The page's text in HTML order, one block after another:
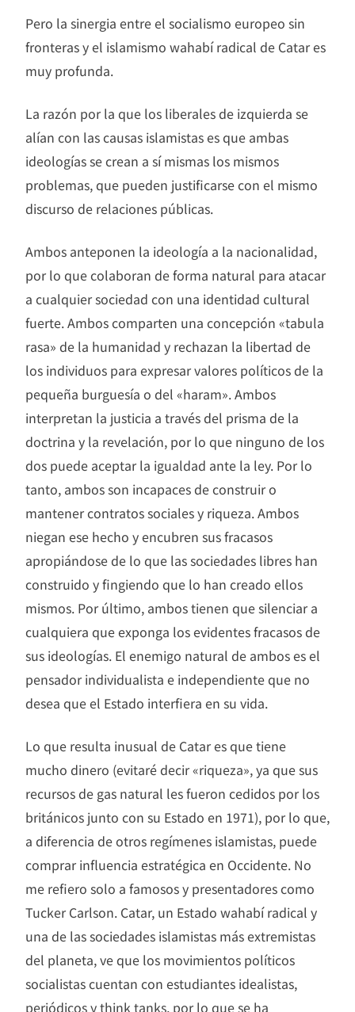
Pero la sinergia entre el socialismo europeo sin
fronteras y el islamismo wahabí radical de Catar es
muy profunda.
La razón por la que los liberales de izquierda se
alían con las causas islamistas es que ambas
ideologías se crean a sí mismas los mismos
problemas, que pueden justificarse con el mismo
discurso de relaciones públicas.
Ambos anteponen la ideología a la nacionalidad,
por lo que colaboran de forma natural para atacar
a cualquier sociedad con una identidad cultural
fuerte. Ambos comparten una concepción «tabula
rasa» de la humanidad y rechazan la libertad de
los individuos para expresar valores políticos de la
pequeña burguesía o del «haram». Ambos
interpretan la justicia a través del prisma de la
doctrina y la revelación, por lo que ninguno de los
dos puede aceptar la igualdad ante la ley. Por lo
tanto, ambos son incapaces de construir o
mantener contratos sociales y riqueza. Ambos
niegan ese hecho y encubren sus fracasos
apropiándose de lo que las sociedades libres han
construido y fingiendo que lo han creado ellos
mismos. Por último, ambos tienen que silenciar a
cualquiera que exponga los evidentes fracasos de
sus ideologías. El enemigo natural de ambos es el
pensador individualista e independiente que no
desea que el Estado interfiera en su vida.
Lo que resulta inusual de Catar es que tiene
mucho dinero (evitaré decir «riqueza», ya que sus
recursos de gas natural les fueron cedidos por los
británicos junto con su Estado en 1971), por lo que,
a diferencia de otros regímenes islamistas, puede
comprar influencia estratégica en Occidente. No
me refiero solo a famosos y presentadores como
Tucker Carlson. Catar, un Estado wahabí radical y
una de las sociedades islamistas más extremistas
del planeta, ve que los movimientos políticos
socialistas cuentan con estudiantes idealistas,
periódicos y think tanks, por lo que se ha